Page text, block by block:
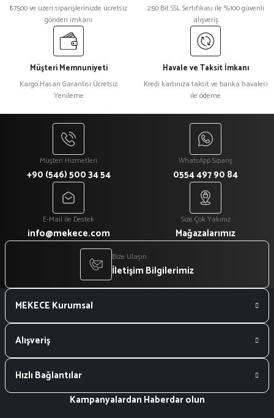
₺7500 ve üzeri siparişlerinizde ücretsiz
gönderi imkanı
250 Bit SSL Sertifikası ile %100 güvenli
alışveriş
Müşteri Memnuniyeti
Kargo Hasarı Garantisi Ücretsiz
Yenileme
Havale ve Taksit İmkanı
Kredi kartınıza taksit ve banka havalesi
ile ödeme
Müşteri Hizmetleri
+90 (546) 500 34 54
WhatsApp Sipariş
0554 497 90 84
E-Mail ile Destek
info@mekece.com
Size Çok Yakınız
Mağazalarımız
Bize Ulaşın
İletişim Bilgilerimiz
MEKECE Kurumsal
Alışveriş
Hızlı Bağlantılar
Kampanyalardan Haberdar olun